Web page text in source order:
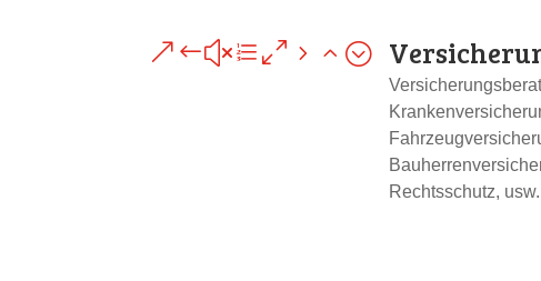
&#xe052;
Rechtsschutz, usw.